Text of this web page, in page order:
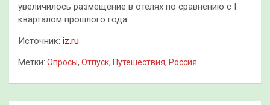
увеличилось размещение в отелях по сравнению с I
кварталом прошлого года.
Источник: iz.ru
Метки: Опросы, Отпуск, Путешествия, Россия